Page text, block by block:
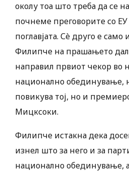
околу тоа што треба да се
почнеме преговорите со
поглавјата. Сè друго е само
Филипче на прашањето
направил првиот чекор во
национално обединување,
повикува тој, но и
Мицксоки.
Филипче истакна дека
изнел што за него и за
национално обединување,